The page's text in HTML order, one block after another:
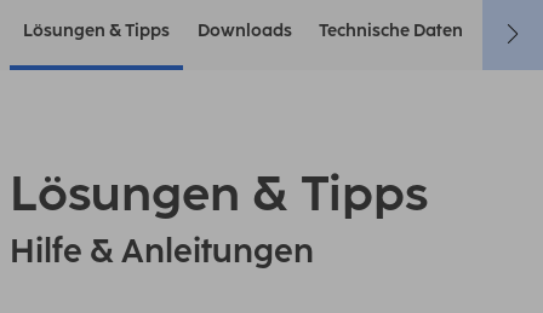
Lösungen & Tipps Downloads Technische Daten
Lösungen & Tipps
Hilfe & Anleitungen